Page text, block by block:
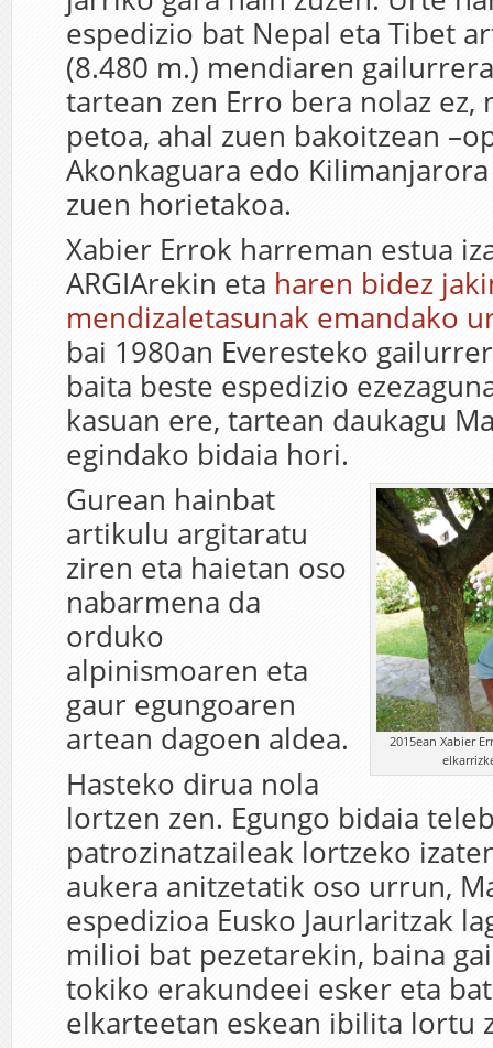
espedizio bat Nepal eta Tibet
(8.480 m.) mendiaren
tartean zen Erro bera nolaz ez,
petoa, ahal zuen bakoitzean
Akonkaguara edo
zuen horietakoa.
Xabier Errok harreman estua
ARGIArekin eta haren bidez
mendizaletasunak emandako
bai 1980an Everesteko
baita beste espedizio
kasuan ere, tartean daukagu
egindako bidaia hori.
2015ean Xabier
Gurean hainbat
artikulu argitaratu
ziren eta haietan oso
nabarmena da
orduko
alpinismoaren eta
gaur egungoaren
artean dagoen aldea.
Hasteko dirua nola
lortzen zen. Egungo bidaia
patrozinatzaileak lortzeko
aukera anitzetatik oso urrun,
espedizioa Eusko Jaurlaritzak
milioi bat pezetarekin, baina
tokiko erakundeei esker eta
elkarteetan eskean ibilita lortu